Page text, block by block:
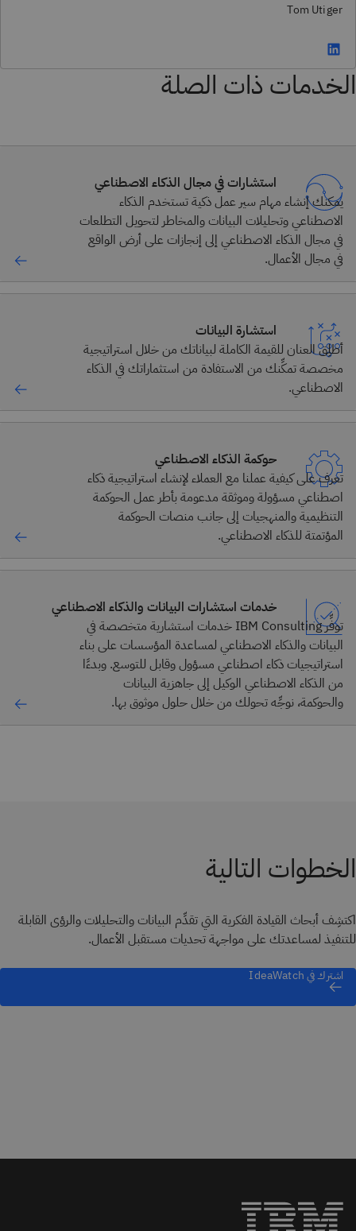
Tom Utiger
الخدمات ذات الصلة
استشارات في مجال الذكاء الاصطناعي
يمكنك إنشاء مهام سير عمل ذكية تستخدم الذكاء
الاصطناعي وتحليلات البيانات والمخاطر لتحويل التطلعات
في مجال الذكاء الاصطناعي إلى إنجازات على أرض الواقع
في مجال الأعمال.
استشارة البيانات
أطلِق العنان للقيمة الكاملة لبياناتك من خلال استراتيجية
مخصصة تمكِّنك من الاستفادة من استثماراتك في الذكاء
الاصطناعي.
حوكمة الذكاء الاصطناعي
تعرف على كيفية عملنا مع العملاء لإنشاء استراتيجية ذكاء
اصطناعي مسؤولة وموثقة مدعومة بأطر عمل الحوكمة
التنظيمية والمنهجيات إلى جانب منصات الحوكمة
المؤتمتة للذكاء الاصطناعي.
خدمات استشارات البيانات والذكاء الاصطناعي
توفِّر IBM Consulting خدمات استشارية متخصصة في
البيانات والذكاء الاصطناعي لمساعدة المؤسسات على بناء
استراتيجيات ذكاء اصطناعي مسؤول وقابل للتوسع. وبدءًا
من الذكاء الاصطناعي الوكيل إلى جاهزية البيانات
والحوكمة، نوجِّه تحولك من خلال حلول موثوق بها.
الخطوات التالية
اكتشِف أبحاث القيادة الفكرية التي تقدِّم البيانات والتحليلات والرؤى القابلة
للتنفيذ لمساعدتك على مواجهة تحديات مستقبل الأعمال.
اشترك في IdeaWatch